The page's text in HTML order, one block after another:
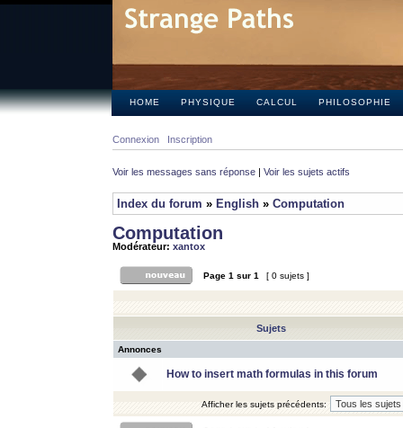
HOME PHYSIQUE CALCUL PHILOSOPHIE
Connexion Inscription
Voir les messages sans réponse | Voir les sujets actifs
Index du forum » English » Computation
Computation
Modérateur: xantox
Page 1 sur 1 [ 0 sujets ]
Sujets
Annonces
How to insert math formulas in this forum
Afficher les sujets précédents: